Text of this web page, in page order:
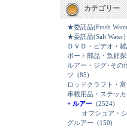
カテゴリー
★委託品(Frash
★委託品(Salt Water)
ＤＶＤ・ビデオ・
ボート部品・魚群
ルアー・ジグ･その
ツ (85)
ロッドクラフト・
車載用品・ステッカ
+ ルアー (2524)
オフショア・
グルアー (150)